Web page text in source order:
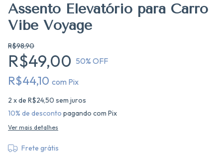
Assento Elevatório para Carro
Vibe Voyage
R$98,90
R$49,00 50% OFF
R$44,10 com Pix
2 x de R$24,50 sem juros
10% de desconto pagando com Pix
Ver mais detalhes
Frete grátis